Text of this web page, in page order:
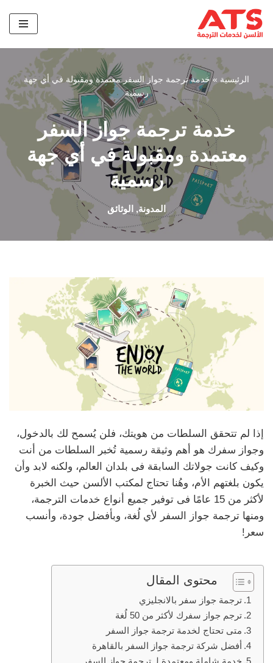
تخطى
إلى
المحتوى
الرئيسية »خدمة ترجمة جواز السفر معتمدة ومقبولة في أي جهة
رسمية
خدمة ترجمة جواز السفر
معتمدة ومقبولة في أي جهة
رسمية
المدونة, الوثائق
إذا لم تتحقق السلطات من هويتك، فلن يُسمح لك بالدخول،
وجواز سفرك هو أهم وثيقة رسمية تُخبر السلطات من أنت
وكيف كانت جولاتك السابقة فى بلدان العالم، ولكنه لابد وأن
يكون بلغتهم الأم، وهُنا تحتاج لمكتب الألسن حيث الخبرة
لأكثر من 15 عامًا فى توفير جميع أنواع خدمات الترجمة،
ومنها ترجمة جواز السفر لأي لُغة، وبأفضل جودة، وأنسب
سعر!
محتوى المقال
ترجمة جواز سفر بالانجليزي
ترجم جواز سفرك لأكثر من 50 لُغة
متى تحتاج لخدمة ترجمة جواز السفر
أفضل شركة ترجمة جواز السفر بالقاهرة